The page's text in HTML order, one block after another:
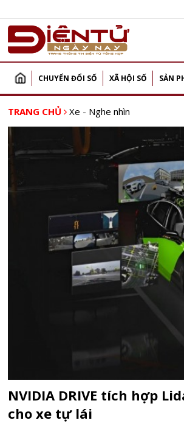
CHUYỂN ĐỔI SỐ XÃ HỘI SỐ SẢN
TRANG CHỦ Xe - Nghe nhìn
NVIDIA DRIVE tích hợp
cho xe tự lái